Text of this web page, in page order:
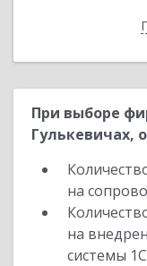
При выборе
Гулькевичах,
на
на
системы